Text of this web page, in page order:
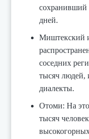
сохранивший
дней.
Миштекский
соседних
тысяч людей,
диалекты.
Отоми: На
тысяч